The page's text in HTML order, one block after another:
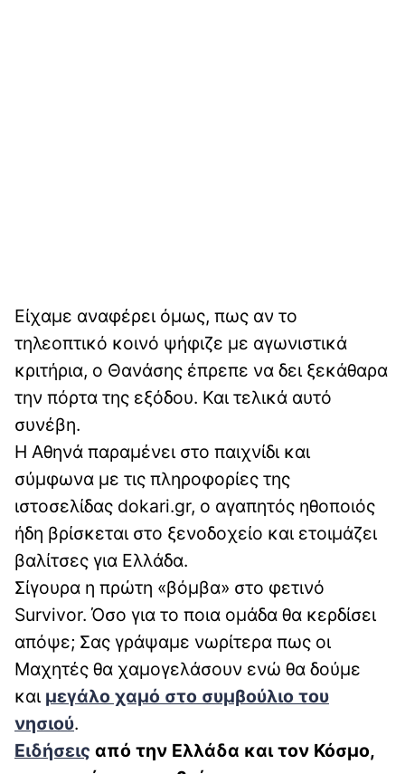
Είχαμε αναφέρει όμως, πως αν το
τηλεοπτικό κοινό ψήφιζε με αγωνιστικά
κριτήρια, ο Θανάσης έπρεπε να δει ξεκάθαρα
την πόρτα της εξόδου. Και τελικά αυτό
συνέβη.
Η Αθηνά παραμένει στο παιχνίδι και
σύμφωνα με τις πληροφορίες της
ιστοσελίδας dokari.gr, ο αγαπητός ηθοποιός
ήδη βρίσκεται στο ξενοδοχείο και ετοιμάζει
βαλίτσες για Ελλάδα.
Σίγουρα η πρώτη «βόμβα» στο φετινό
Survivor. Όσο για το ποια ομάδα θα κερδίσει
απόψε; Σας γράψαμε νωρίτερα πως οι
Μαχητές θα χαμογελάσουν ενώ θα δούμε
και μεγάλο χαμό στο συμβούλιο του
νησιού.
Ειδήσεις από την Ελλάδα και τον Κόσμο,